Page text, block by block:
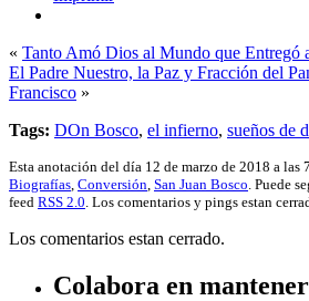
« Tanto Amó Dios al Mundo que Entregó
El Padre Nuestro, la Paz y Fracción del
Francisco »
Tags: DOn Bosco, el infierno, sueños de
Esta anotación del día 12 de marzo de 2018 a las
Biografías Conversión San Juan Bosco . Puede
feed RSS 2.0 . Los comentarios y pings estan
Los comentarios estan cerrado.
Colabora en